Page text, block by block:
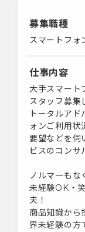
募集職種
スマートフォ
仕事内容
大手スマート
スタッフ募集
トータルアド
ォンご利用状
要望などを伺
ビスのコンサ
ノルマ一もな
未経験OK・
夫！
商品知識から
界未経験の方